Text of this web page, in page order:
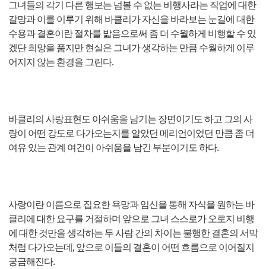
그녀들의 각기 다른 행보는 넘볼 수 없는 비행사라는 직업에 대한
갈망과 이를 이루기 위해 바클리가 자신을 바라보는 눈길에 대한
수용과 결혼이란 절차를 밟음으로써 좀 더 수월하게 비행할 수 있
겠단 희망을 품지만 현실은 그녀가 생각하는 만큼 수월하게 이루
어지지 않는 환경을 그린다.
바클리의 사랑표현도 아쉬움을 남기는 장면이기도 하고 그의 사
랑이 어떤 강도로 다가오는지를 알았던 메리언이었던 만큼 좀 더
여유 있는 관계 여건이 아쉬움을 남긴 부분이기도 하다.
사랑이란 이름으로 집요한 욕망과 임신을 통해 자식을 원하는 바
클리에 대한 요구를 거절하며 앞으로 그녀 스스로가 오로지 비행
에 대한 것만을 생각하는 두 사람 간의 차이는 불행한 결혼의 서막
처럼 다가오는데, 앞으로 이들의 결혼이 어떤 흐름으로 이어질지
궁금해진다.